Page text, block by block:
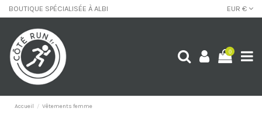
BOUTIQUE SPÉCIALISÉE À ALBI EUR €
0
Accueil Vêtements femme